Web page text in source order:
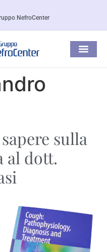
NefroCenter
sulla
al dott.